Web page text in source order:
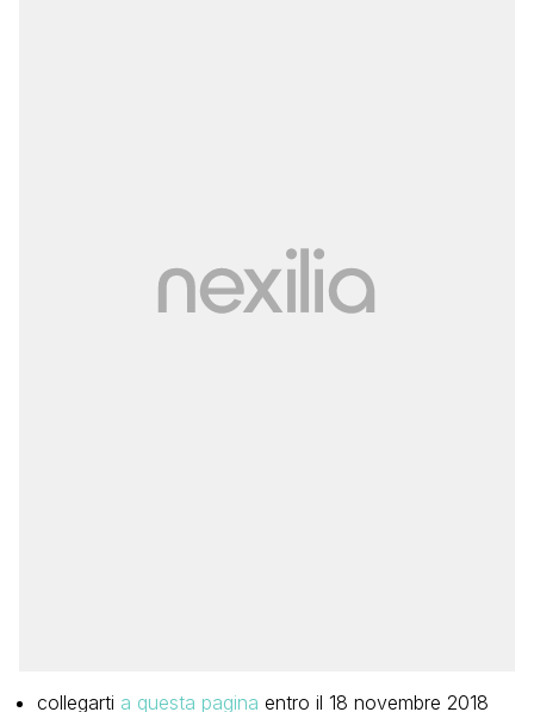
collegarti a questa pagina entro il 18 novembre 2018